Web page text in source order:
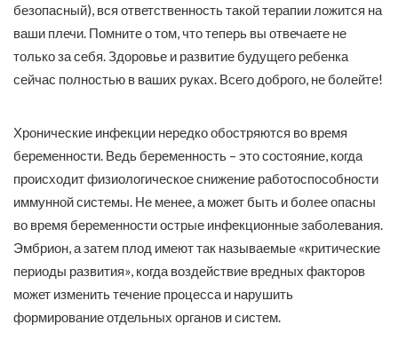
безопасный), вся ответственность такой терапии ложится на
ваши плечи. Помните о том, что теперь вы отвечаете не
только за себя. Здоровье и развитие будущего ребенка
сейчас полностью в ваших руках. Всего доброго, не болейте!
Хронические инфекции нередко обостряются во время
беременности. Ведь беременность – это состояние, когда
происходит физиологическое снижение работоспособности
иммунной системы. Не менее, а может быть и более опасны
во время беременности острые инфекционные заболевания.
Эмбрион, а затем плод имеют так называемые «критические
периоды развития», когда воздействие вредных факторов
может изменить течение процесса и нарушить
формирование отдельных органов и систем.